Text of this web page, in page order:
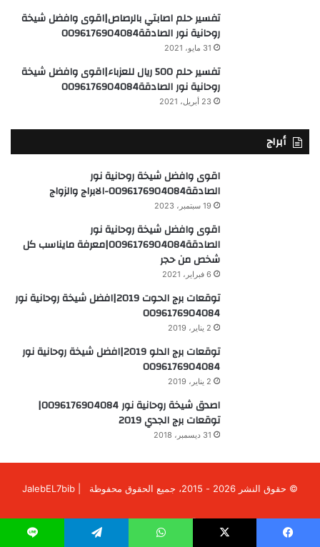
تفسير حلم اصابتي بالرصاص|اقوى وافضل شيخة
روحانية نور الصادقة0096176904084
31 مايو، 2021
تفسير حلم 500 ريال للعزباء|اقوى وافضل شيخة
روحانية نور الصادقة0096176904084
23 أبريل، 2021
أبراج
اقوى وافضل شيخة روحانية نور
الصادقة0096176904084-الابراج والزواج
19 سبتمبر، 2023
اقوى وافضل شيخة روحانية نور
الصادقة0096176904084|معرفة مايناسب كل
شخص من حجر
6 فبراير، 2021
توقعات برج الحوت 2019|افضل شيخة روحانية نور
0096176904084
2 يناير، 2019
توقعات برج الدلو 2019|افضل شيخة روحانية نور
0096176904084
2 يناير، 2019
اصدق شيخة روحانية نور 0096176904084|
توقعات برج الجدي 2019
31 ديسمبر، 2018
© حقوق النشر 2026 - 2015، جميع الحقوق محفوظة | JalebEL7bib
فيسبوك
X انستقرام